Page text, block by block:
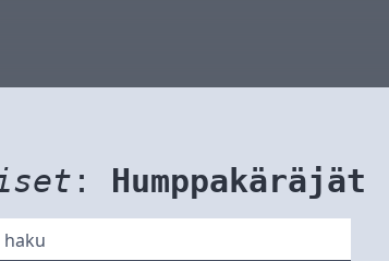
: Humppakäräjät